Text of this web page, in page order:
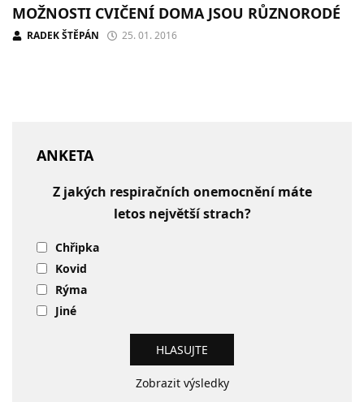
MOŽNOSTI CVIČENÍ DOMA JSOU RŮZNORODÉ
RADEK ŠTĚPÁN 25. 01. 2016
ANKETA
Z jakých respiračních onemocnění máte
letos největší strach?
Chřipka
Kovid
Rýma
Jiné
Zobrazit výsledky